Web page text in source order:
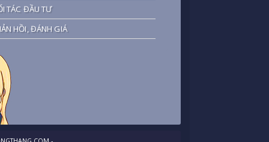
TÁC ĐẦU TƯ
HỒI, ĐÁNH GIÁ